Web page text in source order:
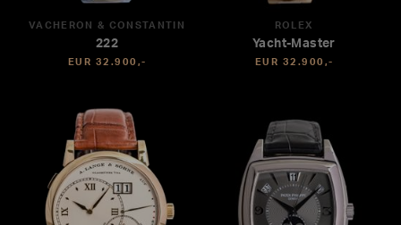
VACHERON & CONSTANTIN
222
EUR 32.900,-
ROLEX
Yacht-Master
EUR 32.900,-